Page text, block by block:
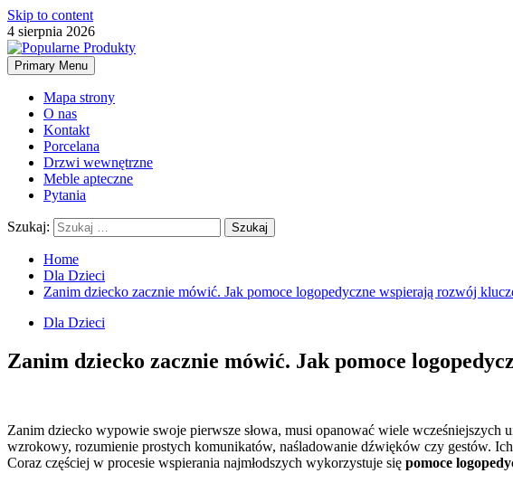
Skip to content
4 sierpnia 2026
Primary Menu
Mapa strony
O nas
Kontakt
Porcelana
Drzwi wewnętrzne
Meble apteczne
Pytania
Szukaj:
Home
Dla Dzieci
Zanim dziecko zacznie mówić. Jak pomoce logopedyczne wspierają rozwój
Dla Dzieci
Zanim dziecko zacznie mówić. Jak pomoce
Zanim dziecko wypowie swoje pierwsze słowa, musi opanować wiele wcześniejszych
wzrokowy, rozumienie prostych komunikatów, naśladowanie dźwięków czy gestów.
Coraz częściej w procesie wspierania najmłodszych wykorzystuje się pomoce